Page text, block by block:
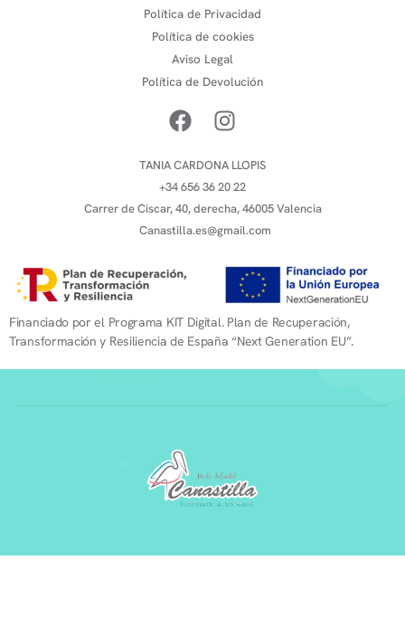
Política de Privacidad
Política de cookies
Aviso Legal
Política de Devolución
TANIA CARDONA LLOPIS
+34 656 36 20 22
Carrer de Ciscar, 40, derecha, 46005 Valencia
Canastilla.es@gmail.com
Financiado por el Programa KIT Digital. Plan de Recuperación,
Transformación y Resiliencia de España “Next Generation EU”.